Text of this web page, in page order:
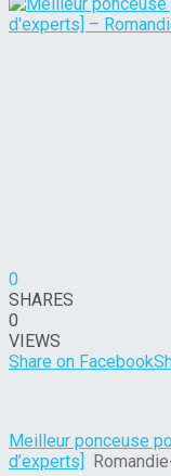
0
SHARES
0
VIEWS
Share on Facebook
Meilleur ponceuse
d’experts]